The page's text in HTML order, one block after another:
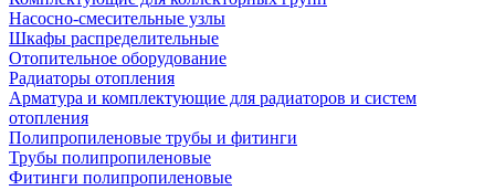
Насосно-смесительные узлы
Шкафы распределительные
Отопительное оборудование
Радиаторы отопления
Арматура и комплектующие для радиаторов и систем
отопления
Полипропиленовые трубы и фитинги
Трубы полипропиленовые
Фитинги полипропиленовые